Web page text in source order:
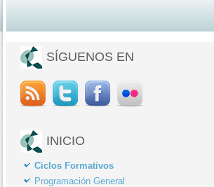
SÍGUENOS EN
INICIO
Ciclos Formativos
Programación General